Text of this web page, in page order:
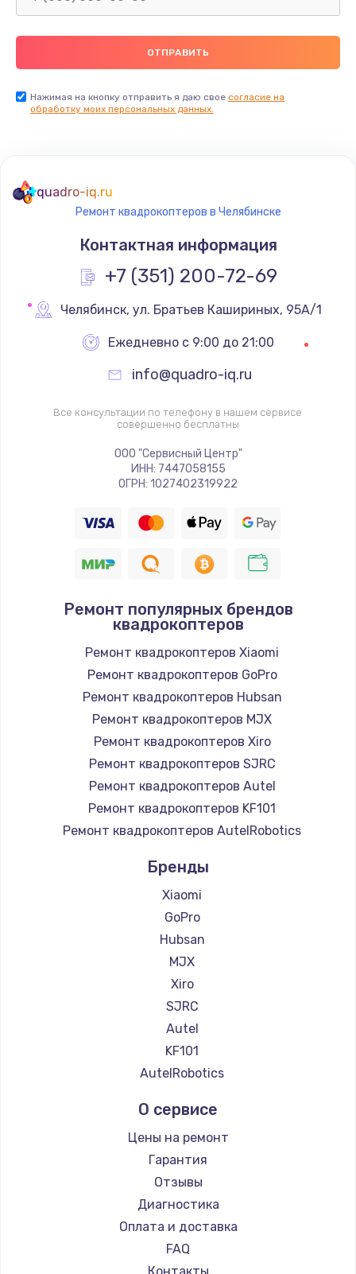
Нажимая на кнопку отправить я даю свое согласие на
обработку моих персональных данных.
quadro-iq.ru
Ремонт квадрокоптеров в Челябинске
Контактная информация
+7 (351) 200-72-69
Челябинск, ул. Братьев Кашириных, 95А/1
Ежедневно с 9:00 до 21:00
info@quadro-iq.ru
Все консультации по телефону в нашем сервисе
совершенно бесплатны
ООО "Сервисный Центр"
ИНН: 7447058155
ОГРН: 1027402319922
Ремонт популярных брендов
квадрокоптеров
Ремонт квадрокоптеров Xiaomi
Ремонт квадрокоптеров GoPro
Ремонт квадрокоптеров Hubsan
Ремонт квадрокоптеров MJX
Ремонт квадрокоптеров Xiro
Ремонт квадрокоптеров SJRC
Ремонт квадрокоптеров Autel
Ремонт квадрокоптеров KF101
Ремонт квадрокоптеров AutelRobotics
Бренды
Xiaomi
GoPro
Hubsan
MJX
Xiro
SJRC
Autel
KF101
AutelRobotics
О сервисе
Цены на ремонт
Гарантия
Отзывы
Диагностика
Оплата и доставка
FAQ